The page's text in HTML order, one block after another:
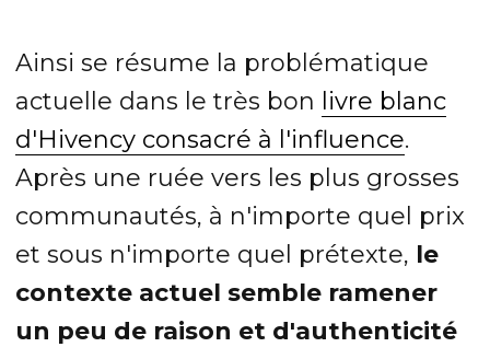
Ainsi se résume la problématique
actuelle dans le très bon livre blanc
d'Hivency consacré à l'influence.
Après une ruée vers les plus grosses
communautés, à n'importe quel prix
et sous n'importe quel prétexte, le
contexte actuel semble ramener
un peu de raison et d'authenticité